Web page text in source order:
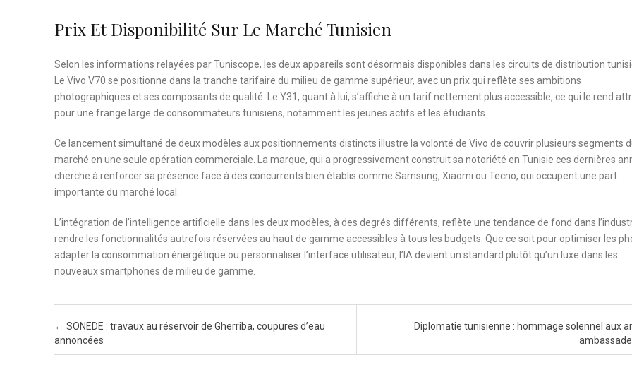
Prix Et Disponibilité Sur Le Marché Tunisien
Selon les informations relayées par Tuniscope, les deux appareils sont désormais disponibles dans les circuits de distribution
Le Vivo V70 se positionne dans la tranche tarifaire du milieu de gamme supérieur, avec un prix qui reflète ses ambitions
photographiques et ses composants de qualité. Le Y31, quant à lui, s’affiche à un tarif nettement plus accessible, ce qui le rend
pour une frange large de consommateurs tunisiens, notamment les jeunes actifs et les étudiants.
Ce lancement simultané de deux modèles aux positionnements distincts illustre la volonté de Vivo de couvrir plusieurs segments
marché en une seule opération commerciale. La marque, qui a progressivement construit sa notoriété en Tunisie ces dernières
cherche à renforcer sa présence face à des concurrents bien établis comme Samsung, Xiaomi ou Tecno, qui occupent une part
importante du marché local.
L’intégration de l’intelligence artificielle dans les deux modèles, à des degrés différents, reflète une tendance de fond dans
rendre les fonctionnalités autrefois réservées au haut de gamme accessibles à tous les budgets. Que ce soit pour optimiser les
adapter la consommation énergétique ou personnaliser l’interface utilisateur, l’IA devient un standard plutôt qu’un luxe dans les
nouveaux smartphones de milieu de gamme.
Post navigation
← SONEDE : travaux au réservoir de Gherriba, coupures d’eau
annoncées
Diplomatie tunisienne : hommage solennel aux